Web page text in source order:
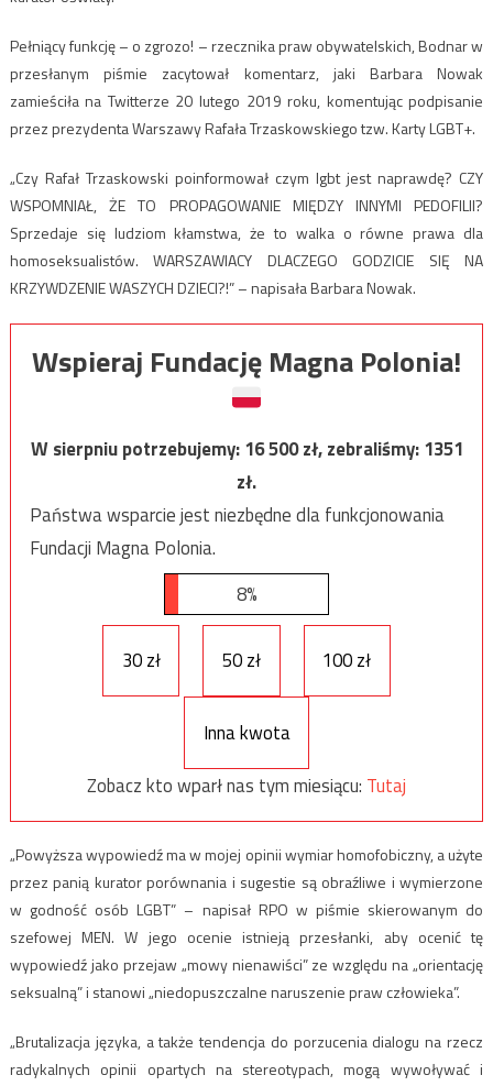
Pełniący funkcję – o zgrozo! – rzecznika praw obywatelskich, Bodnar w
przesłanym piśmie zacytował komentarz, jaki Barbara Nowak
zamieściła na Twitterze 20 lutego 2019 roku, komentując podpisanie
przez prezydenta Warszawy Rafała Trzaskowskiego tzw. Karty LGBT+.
„Czy Rafał Trzaskowski poinformował czym lgbt jest naprawdę? CZY
WSPOMNIAŁ, ŻE TO PROPAGOWANIE MIĘDZY INNYMI PEDOFILII?
Sprzedaje się ludziom kłamstwa, że to walka o równe prawa dla
homoseksualistów. WARSZAWIACY DLACZEGO GODZICIE SIĘ NA
KRZYWDZENIE WASZYCH DZIECI?!” – napisała Barbara Nowak.
Wspieraj Fundację Magna Polonia!
W sierpniu potrzebujemy:16 500zł, zebraliśmy:1351
zł.
Państwa wsparcie jest niezbędne dla funkcjonowania
Fundacji Magna Polonia.
8%
30 zł 50 zł 100 zł
Inna kwota
Zobacz kto wparł nas tym miesiącu: Tutaj
„Powyższa wypowiedź ma w mojej opinii wymiar homofobiczny, a użyte
przez panią kurator porównania i sugestie są obraźliwe i wymierzone
w godność osób LGBT” – napisał RPO w piśmie skierowanym do
szefowej MEN. W jego ocenie istnieją przesłanki, aby ocenić tę
wypowiedź jako przejaw „mowy nienawiści” ze względu na „orientację
seksualną” i stanowi „niedopuszczalne naruszenie praw człowieka”.
„Brutalizacja języka, a także tendencja do porzucenia dialogu na rzecz
radykalnych opinii opartych na stereotypach, mogą wywoływać i